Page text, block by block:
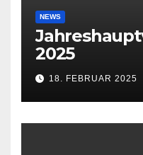
NEWS
2025
18. FEBRUAR 2025